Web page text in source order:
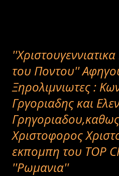
του Ποντου''
Ξηρολιμνιωτες :
Γργοριαδης και
Χριστοφορος
εκπομπη του TOP
''Ρωμανια''